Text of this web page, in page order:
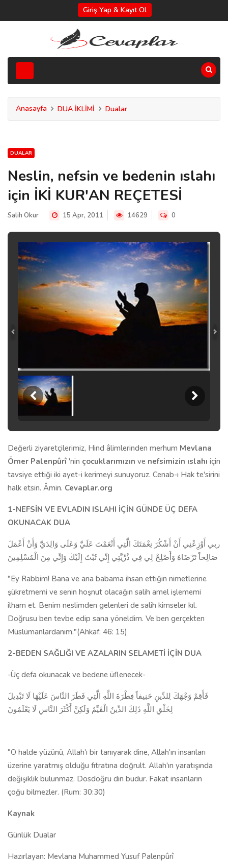
Giriş Yap & Kayıt Ol
Anasayfa DUA İKLİMİ Dualar
DUALAR
Neslin, nefsin ve bedenin ıslahı
için İKİ KUR'AN REÇETESİ
Salih Okur 15 Apr, 2011 14629 0
Değerli ziyaretçilerimiz, Hind âlimlerinden merhum Mevlana
Ömer Palenpûrî 'nin çocuklarımızın ve nefsimizin ıslahı için
tavsiye ettiği iki ayet-i kerimeyi sunuyoruz. Cenab-ı Hak te'sirini
halk etsin. Âmin. Cevaplar.org
1-NEFSİN VE EVLADIN ISLAHI İÇİN GÜNDE ÜÇ DEFA
OKUNACAK DUA
ربي أَوْزِعْنِي أَنْ أَشْكُرَ نِعْمَتَكَ الَّتِي أَنْعَمْتَ عَلَيَّ وَعَلَى وَالِدَيَّ وَأَنْ أَعْمَلَ
صَالِحاً تَرْضَاهُ وَأَصْلِحْ لِي فِي ذُرِّيَّتِي إِنِّي تُبْتُ إِلَيْكَ وَإِنِّي مِنَ الْمُسْلِمِينَ
"Ey Rabbim! Bana ve ana babama ihsan ettiğin nimetlerine
şükretmemi ve senin hoşnut olacağın salih amel işlememi
ilham et. Benim neslimden gelenleri de salih kimseler kıl.
Doğrusu ben tevbe edip sana yöneldim. Ve ben gerçekten
Müslümanlardanım."(Ahkaf; 46: 15)
2-BEDEN SAĞLIĞI VE AZALARIN SELAMETİ İÇİN DUA
-Üç defa okunacak ve bedene üflenecek-
فَأَقِمْ وَجْهَكَ لِلدِّينِ حَنِيفاً فِطْرَةَ اللَّهِ الَّتِي فَطَرَ النَّاسَ عَلَيْهَا لَا تَبْدِيلَ
لِخَلْقِ اللَّهِ ذَلِكَ الدِّينُ الْقَيِّمُ وَلَكِنَّ أَكْثَرَ النَّاسِ لَا يَعْلَمُونَ
"O halde yüzünü, Allah'ı bir tanıyarak dine, Allah'ın insanları
üzerine yaratmış olduğu fıtratına doğrult. Allah'ın yaratışında
değişiklik bulunmaz. Dosdoğru din budur. Fakat insanların
çoğu bilmezler. (Rum: 30:30)
Kaynak
Günlük Dualar
Hazırlayan: Mevlana Muhammed Yusuf Palenpûrî